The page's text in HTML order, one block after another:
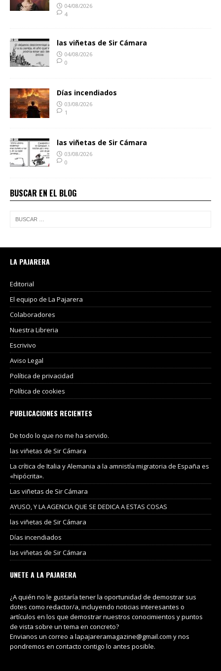
04/08/2026
4
las viñetas de Sir Cámara
04/08/2026
0
Días incendiados
03/08/2026
1
las viñetas de Sir Cámara
03/08/2026
0
BUSCAR EN EL BLOG
LA PAJARERA
Editorial
El equipo de La Pajarera
Colaboradores
Nuestra Libreria
Escrivivo
Aviso Legal
Política de privacidad
Política de cookies
PUBLICACIONES RECIENTES
De todo lo que no me ha servido.
las viñetas de Sir Cámara
La crítica de Italia y Alemania a la amnistía migratoria de España es
«hipócrita».
Las viñetas de Sir Cámara
AYUSO, Y LA AGENCIA QUE SE DEDICA A ESTAS COSAS
las viñetas de Sir Cámara
Días incendiados
las viñetas de Sir Cámara
UNETE A LA PAJARERA
¿A quién no le gustaría tener la oportunidad de demostrar sus
dotes como redactor/a, incluyendo noticias interesantes o
artículos en los que demostrar nuestros conocimientos y puntos
de vista sobre un tema en concreto?
Envianos un correo a lapajareramagazine@gmail.com y nos
pondremos en contacto contigo lo antes posible.